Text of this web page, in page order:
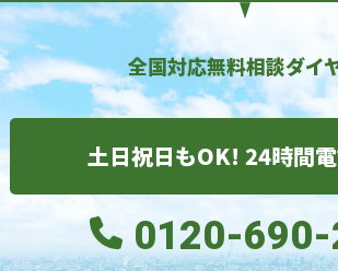
全国対応無料相談ダイ
土日祝日もOK! 24時間
0120-690-